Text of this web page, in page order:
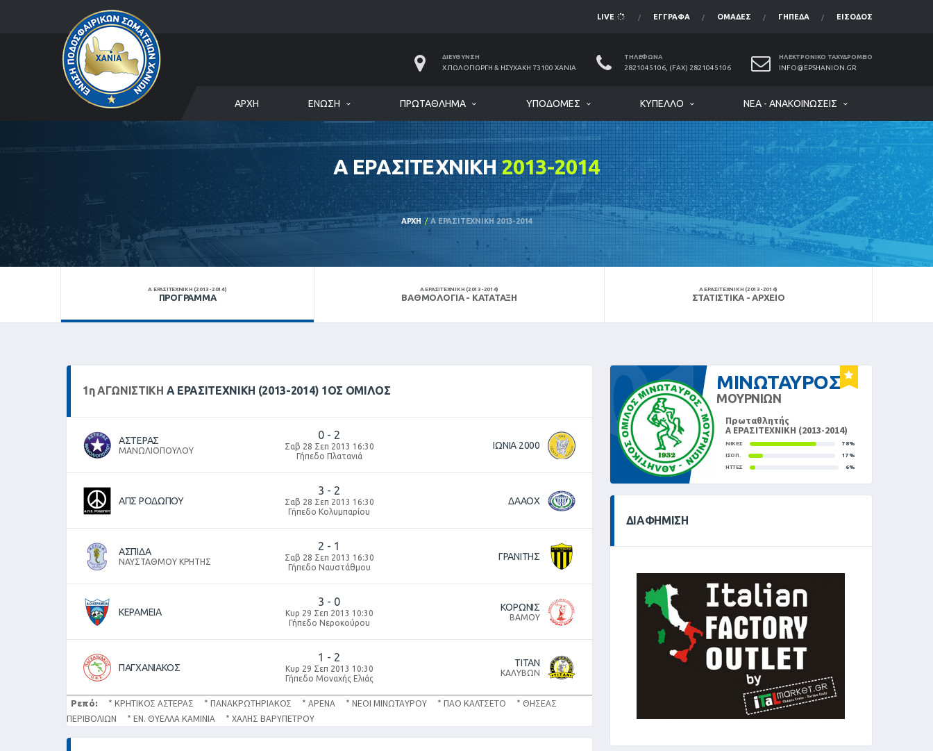
LIVE ΈΓΓΡΑΦΑ ΟΜΆΔΕΣ ΓΉΠΕΔΑ ΕΊΣΟΔΟΣ
ΔΙΕΎΘΥΝΣΗ
Χ.ΠΩΛΟΓΙΏΡΓΗ & ΗΣΥΧΆΚΗ 73100 ΧΑΝΙΆ
ΤΗΛΈΦΩΝΑ
2821045106, (FAX) 2821045106
ΗΛΕΚΤΡΟΝΙΚΌ ΤΑΧΥΔΡΟΜΕΊΟ
INFO@EPSHANION.GR
ΑΡΧΉ ΈΝΩΣΗ ΠΡΩΤΆΘΛΗΜΑ ΥΠΟΔΟΜΈΣ ΚΎΠΕΛΛΟ ΝΈΑ - ΑΝΑΚΟΙΝΏΣΕΙΣ
Α ΕΡΑΣΙΤΕΧΝΙΚΗ2013-2014
ΑΡΧΉ Α ΕΡΑΣΙΤΕΧΝΙΚΗ 2013-2014
Α ΕΡΑΣΙΤΕΧΝΙΚΗ (2013-2014)
ΠΡΌΓΡΑΜΜΑ
Α ΕΡΑΣΙΤΕΧΝΙΚΗ (2013-2014)
ΒΑΘΜΟΛΟΓΊΑ - ΚΑΤΆΤΑΞΗ
Α ΕΡΑΣΙΤΕΧΝΙΚΗ (2013-2014)
ΣΤΑΤΙΣΤΙΚΆ - ΑΡΧΕΊΟ
1ηΑΓΩΝΙΣΤΙΚΉ Α ΕΡΑΣΙΤΕΧΝΙΚΗ (2013-2014) 1ΟΣ ΟΜΙΛΟΣ
ΑΣΤΕΡΑΣ
ΜΑΝΩΛΙΟΠΟΥΛΟΥ
0 - 2
Σαβ 28 Σεπ 2013 16:30
Γήπεδο Πλατανιά
ΙΩΝΙΑ 2000
ΑΠΣ ΡΟΔΩΠΟΥ
3 - 2
Σαβ 28 Σεπ 2013 16:30
Γήπεδο Κολυμπαρίου
ΔΑΑΟΧ
ΑΣΠΙΔΑ
ΝΑΥΣΤΑΘΜΟΥ ΚΡΗΤΗΣ
2 - 1
Σαβ 28 Σεπ 2013 16:30
Γήπεδο Ναυστάθμου
ΓΡΑΝΙΤΗΣ
ΚΕΡΑΜΕΙΑ
3 - 0
Κυρ 29 Σεπ 2013 10:30
Γήπεδο Νεροκούρου
ΚΟΡΩΝΙΣ
ΒΑΜΟΥ
ΠΑΓΧΑΝΙΑΚΟΣ
1 - 2
Κυρ 29 Σεπ 2013 10:30
Γήπεδο Μοναχής Ελιάς
ΤΙΤΑΝ
ΚΑΛΥΒΩΝ
Ρεπό: * ΚΡΗΤΙΚΟΣ ΑΣΤΕΡΑΣ * ΠΑΝΑΚΡΩΤΗΡΙΑΚΟΣ * ΑΡΕΝΑ * ΝΕΟΙ ΜΙΝΩΤΑΥΡΟΥ * ΠΑΟ ΚΑΛΤΣΕΤΟ * ΘΗΣΕΑΣ
ΠΕΡΙΒΟΛΙΩΝ * ΕΝ. ΘΥΕΛΛΑ ΚΑΜΙΝΙΑ * ΧΑΛΗΣ ΒΑΡΥΠΕΤΡΟΥ
01 ΜΙΝΩΤΑΥΡΟΣ
ΜΟΥΡΝΙΩΝ
Πρωταθλητής
Α ΕΡΑΣΙΤΕΧΝΙΚΗ (2013-2014)
ΝΊΚΕΣ
78%
ΙΣΟΠ.
17%
ΉΤΤΕΣ
6%
ΔΙΑΦΉΜΙΣΗ